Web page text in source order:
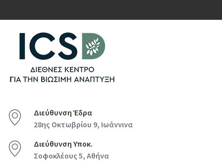
Διεύθυνση Έδρα
28ης Οκτωβρίου 9, Ιωάννινα
Διεύθυνση Υποκ.
Σοφοκλέους 5, Αθήνα